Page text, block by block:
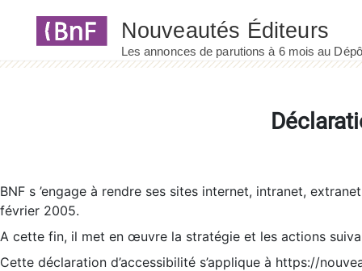
BNF s ’engage à rendre ses sites internet, intranet,
février 2005.
A cette fin, il met en œuvre la stratégie et les actions
Cette déclaration d’accessibilité s’applique à https://